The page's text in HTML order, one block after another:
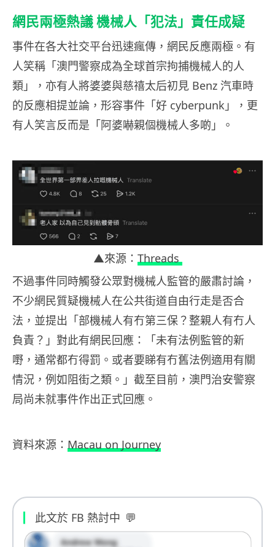
網民兩極熱議 機械人「犯法」責任成疑
事件在各大社交平台迅速瘋傳，網民反應兩極。有
人笑稱「澳門警察成為全球首宗拘捕機械人的人
類」，亦有人將婆婆與慈禧太后初見 Benz 汽車時
的反應相提並論，形容事件「好 cyberpunk」，更
有人笑言反而是「阿婆嚇親個機械人多啲」。
▲來源： Threads
不過事件同時觸發公眾對機械人監管的嚴肅討論，
不少網民質疑機械人在公共街道自由行走是否合
法，並提出「部機械人有冇第三保？整親人有冇人
負責？」對此有網民回應：「未有法例監管的新
嘢，通常都冇得罰。或者要睇有冇舊法例適用有關
情況，例如阻街之類。」截至目前，澳門治安警察
局尚未就事件作出正式回應。
資料來源： Macau on Journey
此文於 FB 熱討中 💬